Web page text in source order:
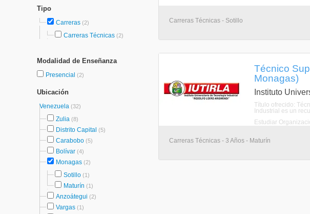
Tipo
Carreras (2)
Carreras Técnicas (2)
Modalidad de Enseñanza
Presencial (2)
Ubicación
Venezuela (32)
Zulia (8)
Distrito Capital (5)
Carabobo (5)
Bolívar (4)
Monagas (2)
Sotillo (1)
Maturín (1)
Anzoátegui (2)
Vargas (1)
Carreras Técnicas - Sotillo
Técnico
Monagas)
Instituto
Título ofrecido:
Industrial es un
Estudiar
Carreras Técnicas - 3 Años - Maturín